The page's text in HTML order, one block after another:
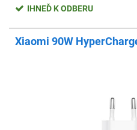
IHNEĎ K ODBERU
Xiaomi 90W